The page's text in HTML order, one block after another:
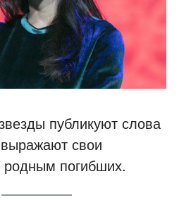
публикуют слова
свои
родным погибших.